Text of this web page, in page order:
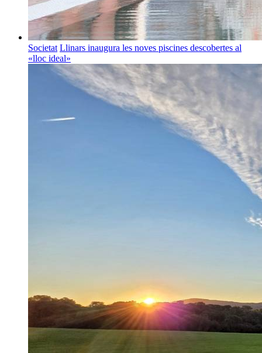
Societat Llinars inaugura les noves piscines descobertes al
«lloc ideal»